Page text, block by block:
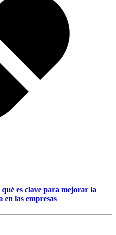
es clave para mejorar la
en las empresas